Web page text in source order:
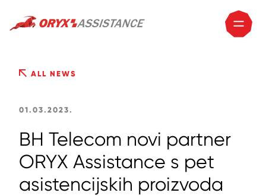
ALL NEWS
01.03.2023.
BH Telecom novi partner
ORYX Assistance s pet
asistencijskih proizvoda